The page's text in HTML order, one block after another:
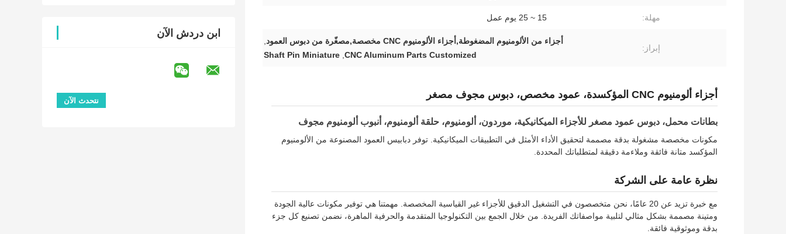
ابن دردش الآن
مهلة: 15 ~ 25 يوم عمل
إبراز:
أجزاء من الألومنيوم المضغوطة,أجزاء الألومنيوم CNC مخصصة,مصغّرة من دبوس العمود
,
CNC Aluminum Parts Customized
,
Shaft Pin Miniature
أجزاء ألومنيوم CNC المؤكسدة، عمود مخصص، دبوس مجوف مصغر
بطانات محمل، دبوس عمود مصغر للأجزاء الميكانيكية، موردون، ألومنيوم، حلقة ألومنيوم، أنبوب ألومنيوم مجوف
مكونات مخصصة مشغولة بدقة مصممة لتحقيق الأداء الأمثل في التطبيقات الميكانيكية. توفر دبابيس العمود المصنوعة من الألومنيوم
المؤكسد متانة فائقة وملاءمة دقيقة لمتطلباتك المحددة.
نظرة عامة على الشركة
مع خبرة تزيد عن 20 عامًا، نحن متخصصون في التشغيل الدقيق للأجزاء غير القياسية المخصصة. مهمتنا هي توفير مكونات عالية الجودة
ومتينة مصممة بشكل مثالي لتلبية مواصفاتك الفريدة. من خلال الجمع بين التكنولوجيا المتقدمة والحرفية الماهرة، نضمن تصنيع كل جزء
بدقة وموثوقية فائقة.